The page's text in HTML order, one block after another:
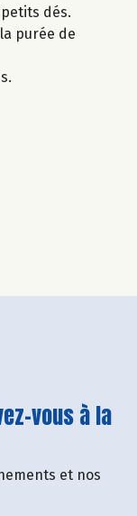
dés.
purée de
vous à la
et nos